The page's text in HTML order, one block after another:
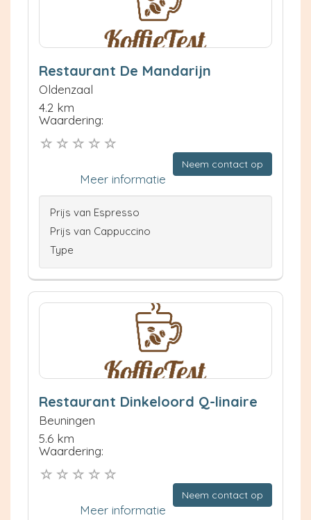
Restaurant De Mandarijn
Oldenzaal
4.2 km
Waardering:
Neem contact op
Meer informatie
Prijs van Espresso
Prijs van Cappuccino
Type
Restaurant Dinkeloord Q-linaire
Beuningen
5.6 km
Waardering:
Neem contact op
Meer informatie